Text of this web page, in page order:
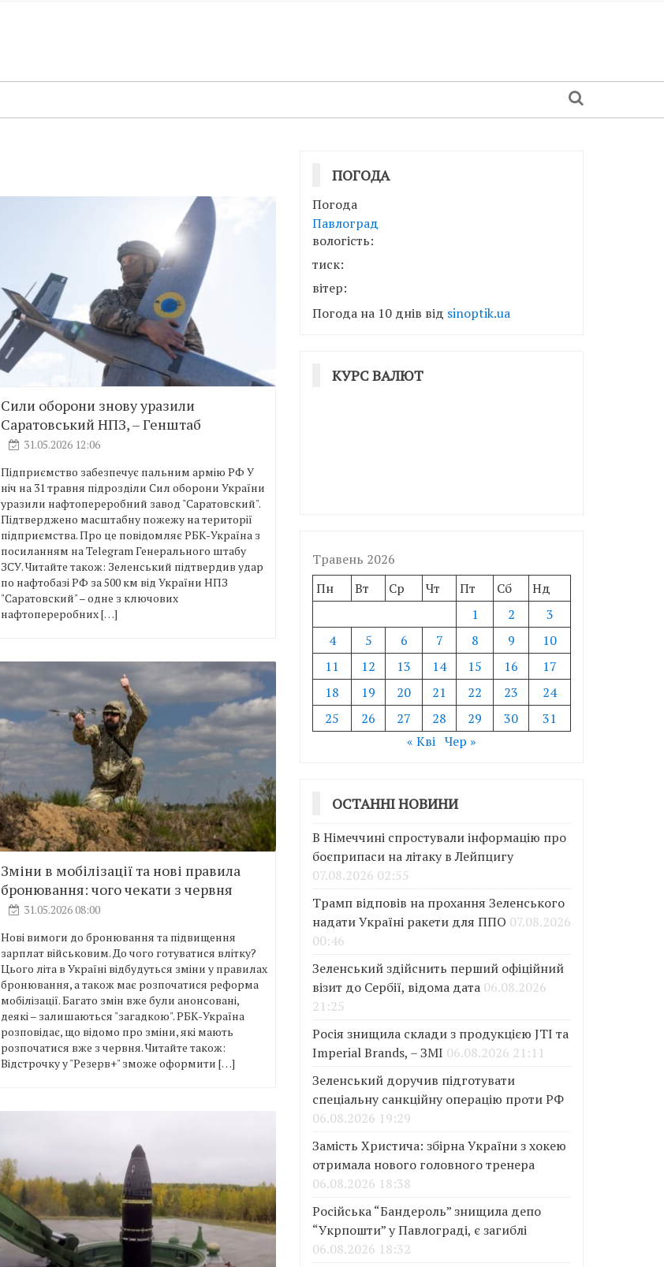
Сили оборони знову уразили
Саратовський НПЗ, – Генштаб
31.05.2026 12:06
Підприємство забезпечує пальним армію РФ У
ніч на 31 травня підрозділи Сил оборони України
уразили нафтопереробний завод "Саратовский".
Підтверджено масштабну пожежу на території
підприємства. Про це повідомляє РБК-Україна з
посиланням на Telegram Генерального штабу
ЗСУ. Читайте також: Зеленський підтвердив удар
по нафтобазі РФ за 500 км від України НПЗ
"Саратовский" – одне з ключових
нафтопереробних […]
Зміни в мобілізації та нові правила
бронювання: чого чекати з червня
31.05.2026 08:00
Нові вимоги до бронювання та підвищення
зарплат військовим. До чого готуватися влітку?
Цього літа в Україні відбудуться зміни у правилах
бронювання, а також має розпочатися реформа
мобілізації. Багато змін вже були анонсовані,
деякі – залишаються "загадкою". РБК-Україна
розповідає, що відомо про зміни, які мають
розпочатися вже з червня. Читайте також:
Відстрочку у "Резерв+" зможе оформити […]
ПОГОДА
Погода
Павлоград
вологість:
тиск:
вітер:
Погода на 10 днів від sinoptik.ua
КУРС ВАЛЮТ
Травень 2026
Пн
Вт Ср Чт Пт Сб
Нд
1
2
3
4
5 6 7 8 9
10
11
12 13 14 15 16
17
18
19 20 21 22 23
24
25
26 27 28 29 30
31
« Кві Чер »
ОСТАННІ НОВИНИ
В Німеччині спростували інформацію про
боєприпаси на літаку в Лейпцигу
07.08.2026 02:55
Трамп відповів на прохання Зеленського
надати Україні ракети для ППО 07.08.2026
00:46
Зеленський здійснить перший офіційний
візит до Сербії, відома дата 06.08.2026
21:25
Росія знищила склади з продукцією JTI та
Imperial Brands, – ЗМІ 06.08.2026 21:11
Зеленський доручив підготувати
спеціальну санкційну операцію проти РФ
06.08.2026 19:29
Замість Христича: збірна України з хокею
отримала нового головного тренера
06.08.2026 18:38
Російська “Бандероль” знищила депо
“Укрпошти” у Павлограді, є загиблі
06.08.2026 18:32